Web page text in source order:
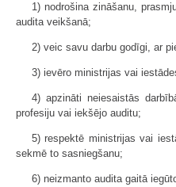
1) nodrošina zināšanu,
audita veikšanā;
2) veic savu darbu godīgi, ar
3) ievēro ministrijas vai
4) apzināti neiesaistās
profesiju vai iekšējo auditu;
5) respektē ministrijas vai
sekmē to sasniegšanu;
6) neizmanto audita gaitā